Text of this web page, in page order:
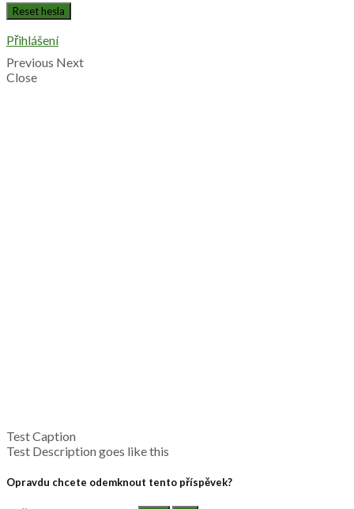
Přihlášení
Previous Next
Close
Test Caption
Test Description goes like this
Opravdu chcete odemknout tento příspěvek?